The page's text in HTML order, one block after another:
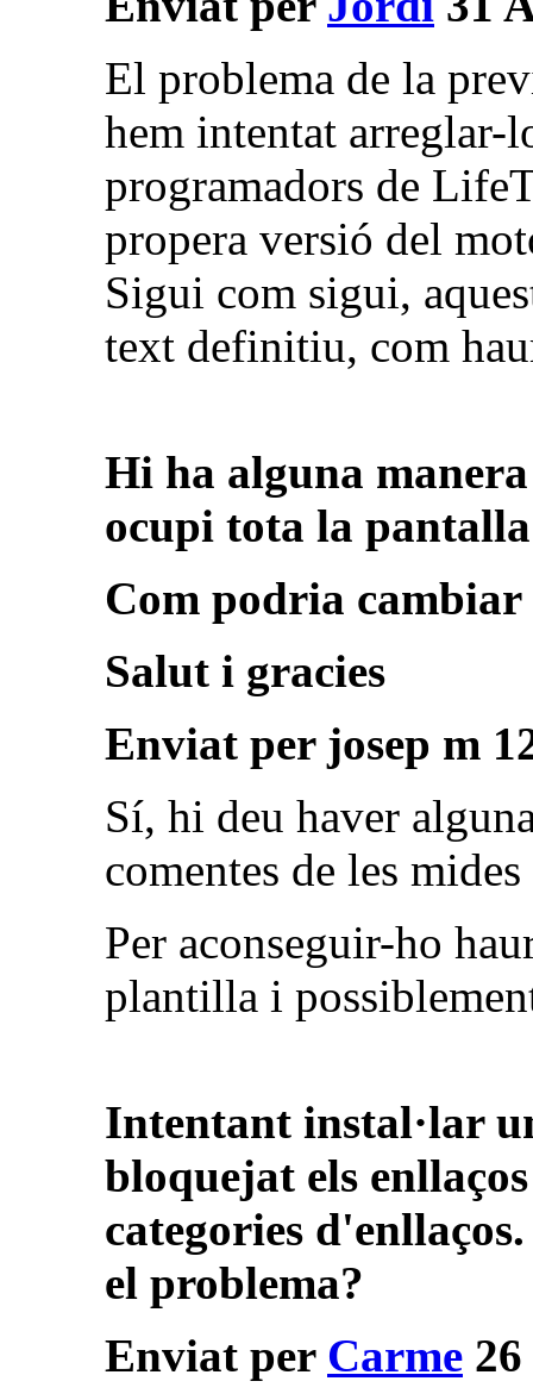
El problema de la
hem intentat arreglar-
programadors de
propera versió del
Sigui com sigui,
text definitiu, com
Hi ha alguna
ocupi tota la
Com podria cambiar
Salut i gracies
Enviat per josep m
Sí, hi deu haver
comentes de les
Per aconseguir-ho
plantilla i
Intentant instal·lar
bloquejat els
categories
el problema?
Enviat per Carme